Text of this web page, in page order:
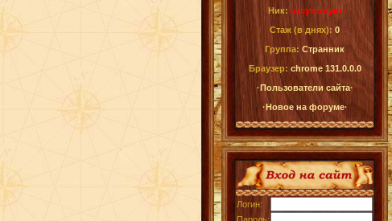
Ник: отсутствует
Стаж (в днях): 0
Группа: Странник
Браузер: chrome 131.0.0.0
·Пользователи сайта·
·Новое на форуме·
Логин: